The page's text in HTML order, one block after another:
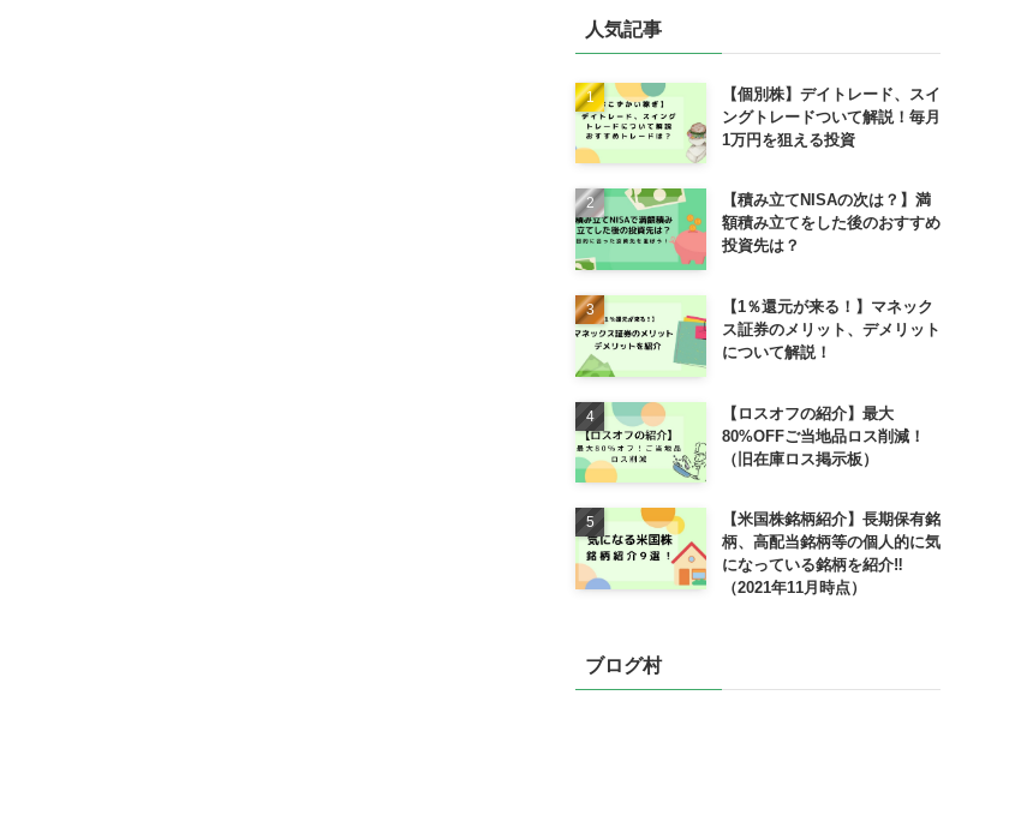
人気記事
【個別株】デイトレード、スイ
ングトレードついて解説！毎月
1万円を狙える投資
【積み立てNISAの次は？】満
額積み立てをした後のおすすめ
投資先は？
【1％還元が来る！】マネック
ス証券のメリット、デメリット
について解説！
【ロスオフの紹介】最大
80%OFFご当地品ロス削減！
（旧在庫ロス掲示板）
【米国株銘柄紹介】長期保有銘
柄、高配当銘柄等の個人的に気
になっている銘柄を紹介‼
（2021年11月時点）
ブログ村